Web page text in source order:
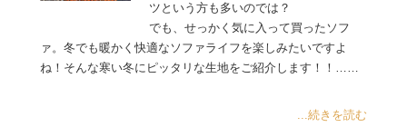
ツという方も多いのでは？
でも、せっかく気に入って買ったソフ
ァ。冬でも暖かく快適なソファライフを楽しみたいですよ
ね！そんな寒い冬にピッタリな生地をご紹介します！！……
...続きを読む